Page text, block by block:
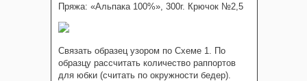
Пряжа: «Альпака 100%», 300г. Крючок №2,5
Связать образец узором по Схеме 1. По
образцу рассчитать количество раппортов
для юбки (считать по окружности бедер).